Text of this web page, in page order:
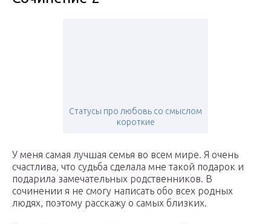
Статусы про любовь со смыслом
короткие
У меня самая лучшая семья во всем мире. Я очень
счастлива, что судьба сделала мне такой подарок и
подарила замечательных родственников. В
сочинении я не смогу написать обо всех родных
людях, поэтому расскажу о самых близких.